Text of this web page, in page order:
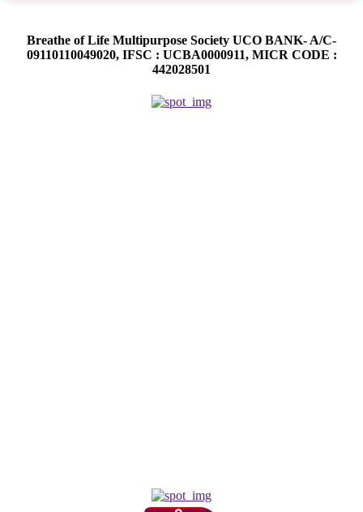
Breathe of Life Multipurpose Society UCO BANK- A/C-
09110110049020, IFSC : UCBA0000911, MICR CODE :
442028501